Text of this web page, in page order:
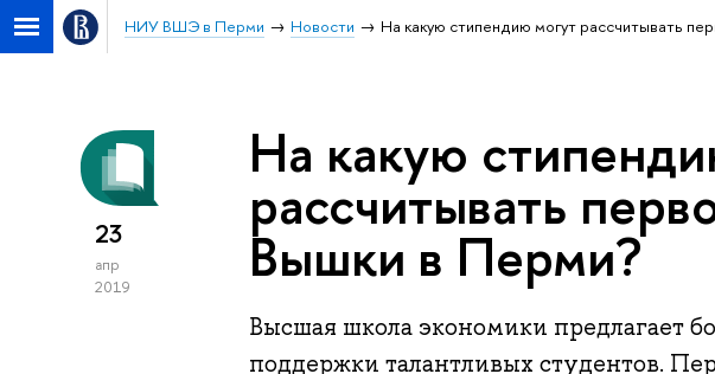
НИУ ВШЭ в Перми Новости На какую стипендию могут рассчитывать
23
апр
2019
На какую
рассчитывать
Вышки в Перми?
Высшая школа экономики предлагает
поддержки талантливых студентов.